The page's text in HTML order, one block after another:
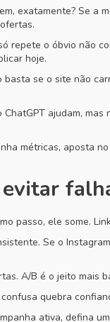
exatamente? Se a
repete o óbvio não
hoje.
basta se o site não
ChatGPT ajudam,
métricas, aposta
passo, ele some.
Se o
A/B é o jeito mais
quebra
ativa, defina